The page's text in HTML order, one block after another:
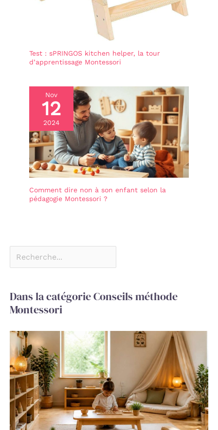
Test : sPRINGOS kitchen helper, la tour
d’apprentissage Montessori
Nov
12
2024
Comment dire non à son enfant selon la
pédagogie Montessori ?
Dans la catégorie Conseils méthode
Montessori